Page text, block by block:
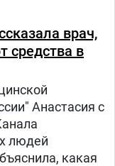
врач,
средства в
Анастасия с
людей
какая